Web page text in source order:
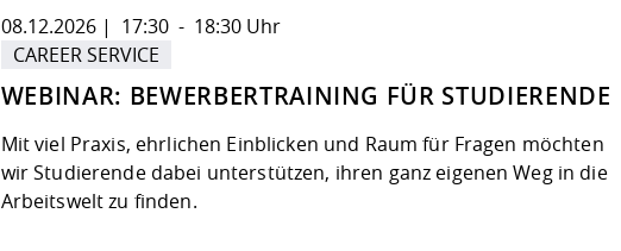
WEBINAR: BEWERBERTRAINING FÜR STUDIERENDE
08.12.2026 | 17:30 - 18:30 Uhr
CAREER SERVICE
Mit viel Praxis, ehrlichen Einblicken und Raum für Fragen möchten
wir Studierende dabei unterstützen, ihren ganz eigenen Weg in die
Arbeitswelt zu finden.